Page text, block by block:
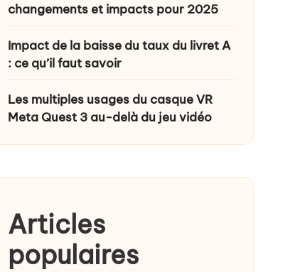
changements et impacts pour 2025
Impact de la baisse du taux du livret A
: ce qu’il faut savoir
Les multiples usages du casque VR
Meta Quest 3 au-delà du jeu vidéo
Articles
populaires